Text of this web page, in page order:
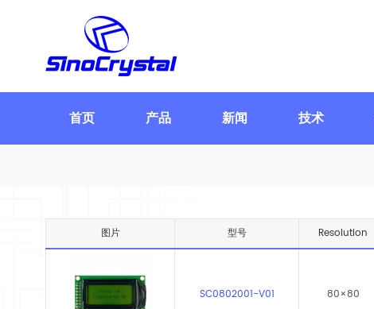
首页 产品 新闻 技术
图片 型号 Resolution
SC0802001-V01 80×80